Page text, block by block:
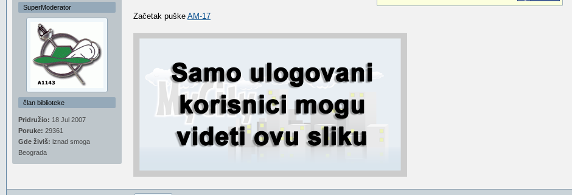
SuperModerator
član biblioteke
Pridružio: 18 Jul 2007
Poruke: 29361
Gde živiš: iznad smoga
Beograda
Začetak puške AM-17